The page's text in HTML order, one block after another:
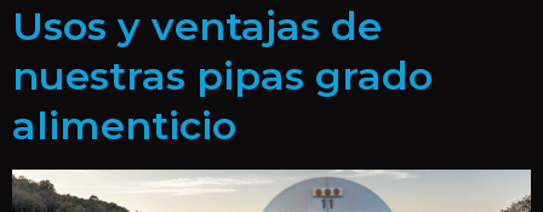
Usos y ventajas de
nuestras pipas grado
alimenticio